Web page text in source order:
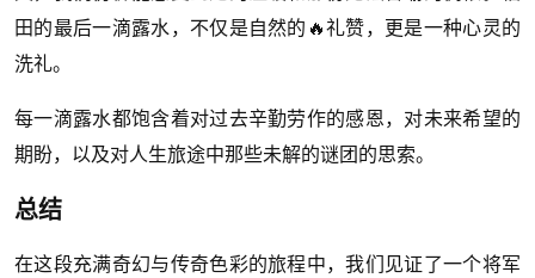
田的最后一滴露水，不仅是自然的🔥礼赞，更是一种心灵的
洗礼。
每一滴露水都饱含着对过去辛勤劳作的感恩，对未来希望的
期盼，以及对人生旅途中那些未解的谜团的思索。
总结
在这段充满奇幻与传奇色彩的旅程中，我们见证了一个将军